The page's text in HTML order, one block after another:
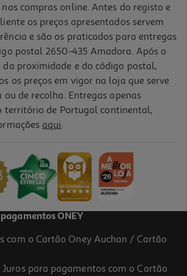
500 Ml
compras online. Antes do registo e
os preços apresentados servem
e são os praticados para entregas
postal 2650-435 Amadora. Após o
proximidade e do código postal,
os preços em vigor na loja que serve
de recolha. Entregas apenas
território de Portugal continental,
aqui.
ONEY
com o Cartão Oney Auchan / Cartão
para pagamentos com o Cartão